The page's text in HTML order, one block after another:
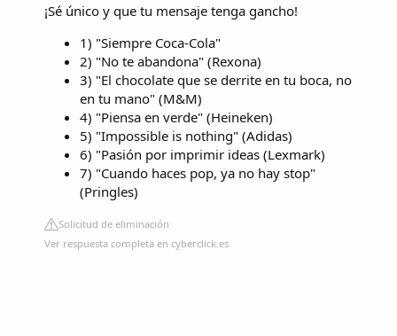
¡Sé único y que tu mensaje tenga gancho!
1) "Siempre Coca-Cola"
2) "No te abandona" (Rexona)
3) "El chocolate que se derrite en tu boca, no
en tu mano" (M&M)
4) "Piensa en verde" (Heineken)
5) "Impossible is nothing" (Adidas)
6) "Pasión por imprimir ideas (Lexmark)
7) "Cuando haces pop, ya no hay stop"
(Pringles)
Solicitud de eliminación
Ver respuesta completa en cyberclick.es